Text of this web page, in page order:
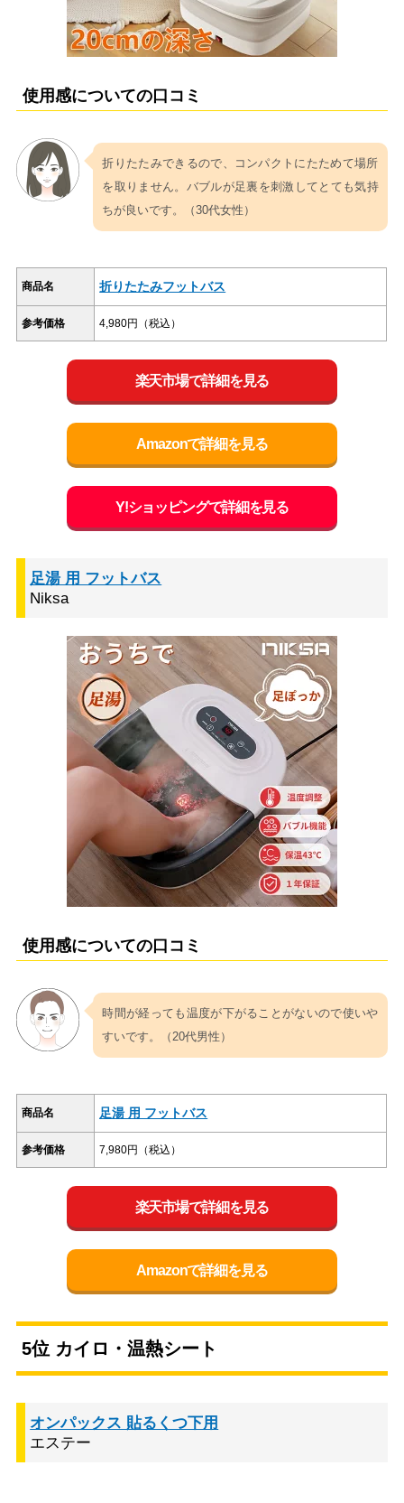
使用感についての口コミ
折りたたみできるので、コンパクトにたためて場所
を取りません。バブルが足裏を刺激してとても気持
ちが良いです。（30代女性）
商品名 折りたたみフットバス
参考価格 4,980円（税込）
楽天市場で詳細を見る
Amazonで詳細を見る
Y!ショッピングで詳細を見る
足湯 用 フットバス
Niksa
使用感についての口コミ
時間が経っても温度が下がることがないので使いや
すいです。（20代男性）
商品名 足湯 用 フットバス
参考価格 7,980円（税込）
楽天市場で詳細を見る
Amazonで詳細を見る
5位 カイロ・温熱シート
オンパックス 貼るくつ下用
エステー